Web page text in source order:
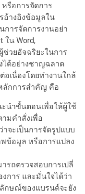
หรือการจัดการ
อ้างอิงข้อมูลใน
การจัดการงานอย่า
ใน Word,
ช่วยอัจฉริยะในการ
ได้อย่างชาญฉลาด
เนื่องโดยทำงานใกล้
ลักการสำคัญ คือ
ะนำขั้นตอนเพื่อให้ผู้ใช้
ามคำสั่งเพื่อ
าจะเป็นการจัดรูปแบบ
พข้อมูล หรือการแปลง
รถตรวจสอบการเปลี่
การ และมั่นใจได้ว่า
กษณ์ของแบรนด์จะยัง